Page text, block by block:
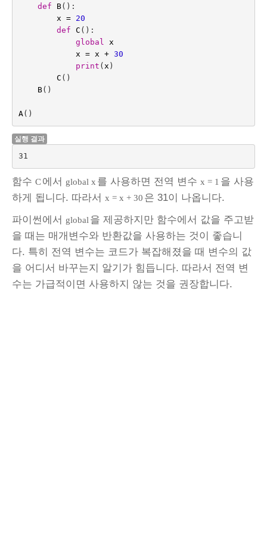
def
B():
x =
20
def C ():
global x
x = x + 30
print ( x )
C ()
B()
A()
실행 결과
함수 C에서 global x 를 사용하면 전역 변수 x = 1 을 사용
하게 됩니다. 따라서 x = x + 30 은 31이 나옵니다.
파이썬에서 global 을 제공하지만 함수에서 값을 주고받
을 때는 매개변수와 반환값을 사용하는 것이 좋습니
다. 특히 전역 변수는 코드가 복잡해졌을 때 변수의 값
을 어디서 바꾸는지 알기가 힘듭니다. 따라서 전역 변
수는 가급적이면 사용하지 않는 것을 권장합니다.